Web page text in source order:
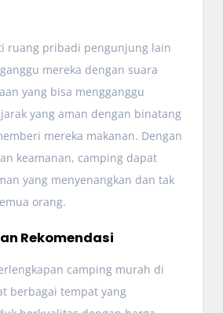
ruang pribadi pengunjung lain
mereka dengan suara
yang bisa mengganggu
yang aman dengan binatang
mereka makanan. Dengan
keamanan, camping dapat
yang menyenangkan dan tak
orang.
Rekomendasi
camping murah di
berbagai tempat yang